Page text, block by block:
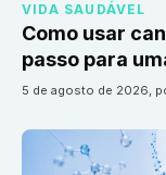
VIDA SAUDÁVEL
Como usar
passo para
5 de agosto de 2026,